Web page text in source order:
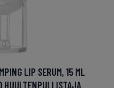
LIP SERUM, 15 ML
HUULTENPULLISTAJA